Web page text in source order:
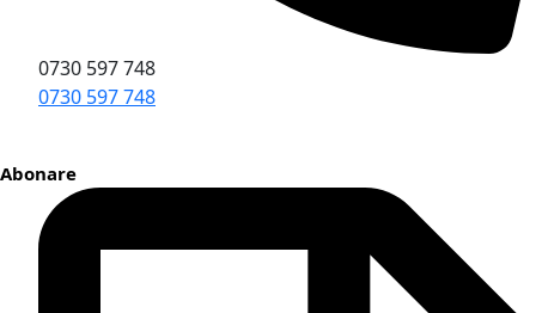
0730 597 748
0730 597 748
Abonare